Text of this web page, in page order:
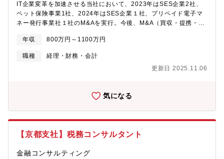
IT企業変革を加速させる当社において、2023年はSES企業2社、
ペット保険事業1社、2024年はSES企業１社、プリペイド電子マ
ネー発行事業社１社のM&Aを実行。今後、M&A（買収・提携・投
て、グループ事業規模の拡大・企業価値向上を目指していただき
ます。なお、所属は24年4月新設の経営戦略部（経営企画本部配下
M&A専門組織）への配属となります。【業務内容】＜ゼネラルマ
ネージャー・マネージャークラス＞■M&Aに関する調査分析・企画
プロセスの推進、デューデリジェンス、PMIの推進■新規事業の立
成長・変革期を迎える当社は、ここ数年でM&Aや新規事業も複数
枢部門においてご自身のキャリアにとってプラスとなる経験を得
年収 800万円～1100万円
職種
経理・財務・会計
更新日 2025.11.06
気になる
【京都支社】税務コンサルタント
金融コンサルティング